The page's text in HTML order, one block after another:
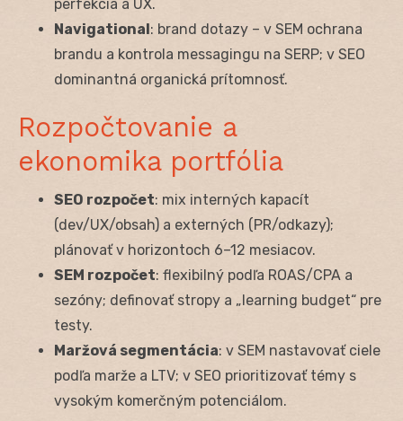
perfekcia a UX.
Navigational: brand dotazy – v SEM ochrana
brandu a kontrola messagingu na SERP; v SEO
dominantná organická prítomnosť.
Rozpočtovanie a
ekonomika portfólia
SEO rozpočet: mix interných kapacít
(dev/UX/obsah) a externých (PR/odkazy);
plánovať v horizontoch 6–12 mesiacov.
SEM rozpočet: flexibilný podľa ROAS/CPA a
sezóny; definovať stropy a „learning budget“ pre
testy.
Maržová segmentácia: v SEM nastavovať ciele
podľa marže a LTV; v SEO prioritizovať témy s
vysokým komerčným potenciálom.